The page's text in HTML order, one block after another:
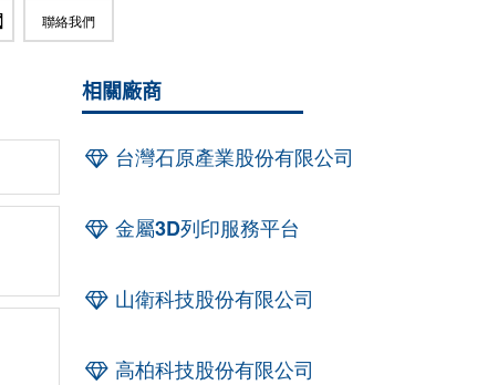
聯絡我們
相關廠商
台灣石原產業股份有限公司
金屬3D列印服務平台
山衛科技股份有限公司
高柏科技股份有限公司